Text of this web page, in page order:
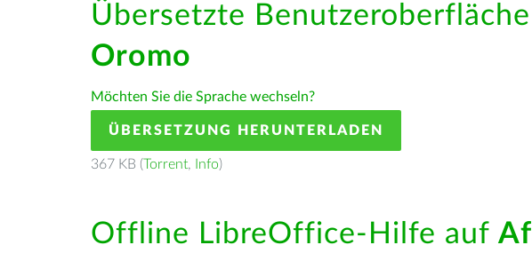
Übersetzte
Oromo
Möchten Sie die Sprache wechseln?
ÜBERSETZUNG HERUNTERLADEN
367 KB (Torrent, Info)
Offline LibreOffice-Hilfe auf